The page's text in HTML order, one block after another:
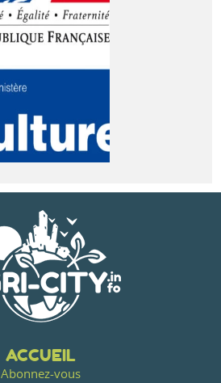
ACCUEIL
Abonnez-vous